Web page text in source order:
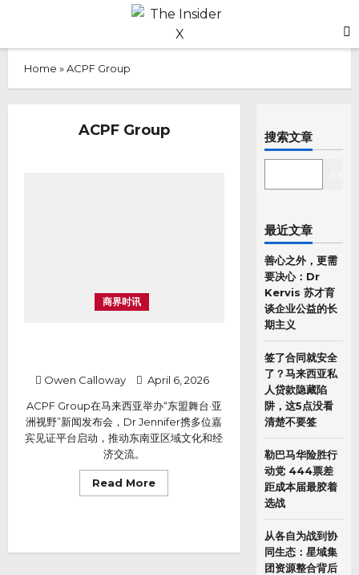
content
Home »ACPF Group
ACPF Group
商界时讯
Owen Calloway
April 6, 2026
ACPF Group在马来西亚举办“东盟舞台·亚
洲视野”新闻发布会，Dr Jennifer携多位嘉
宾见证平台启动，推动东南亚区域文化和经
济交流。
Read MoreRead
盟
搜索文章
最近文章
善心之外，更需
要决心：Dr
Kervis 苏才育
谈企业公益的长
期主义
签了合同就安全
了？马来西亚私
人贷款隐藏陷
阱，这5点没看
清楚不要签
勒巴马华险胜行
动党 444票差
距成本届最胶着
选战
从各自为战到协
同生态：星域集
团资源整合背后